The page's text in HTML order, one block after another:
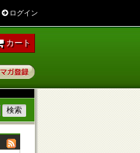
ログイン
カート